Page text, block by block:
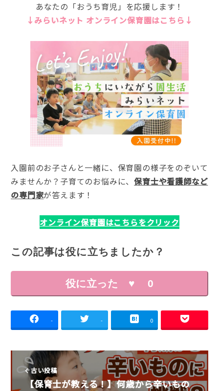
あなたの「おうち育児」を応援します！
↓みらいネット オンライン保育園はこちら↓
入園前のお子さんと一緒に、保育園の様子をのぞいて
みませんか？子育てのお悩みに、保育士や看護師など
の専門家が答えます！
オンライン保育園はこちらをクリック
この記事は役に立ちましたか？
役に立った ♥ 0
- - 0
古い投稿
【保育士が教える！】何歳から辛いもの